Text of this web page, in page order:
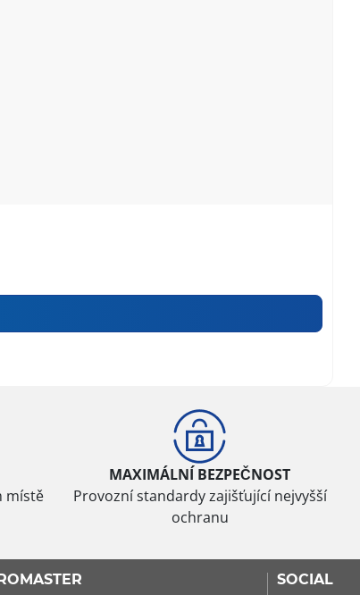
místě
MAXIMÁLNÍ BEZPEČNOST
Provozní standardy zajišťující nejvyšší
ochranu
SOCIAL